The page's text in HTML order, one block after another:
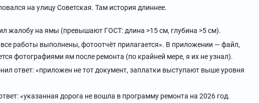
на улицу Советская. Там история длиннее.
жалобу на ямы (превышают ГОСТ: длина >15 см, глубина >5 см).
работы выполнены, фотоотчёт прилагается». В приложении — файл,
фотографиями ям после ремонта (по крайней мере, я их не узнал).
ответ: «приложен не тот документ, заплатки выступают выше уровня
«указанная дорога не вошла в программу ремонта на 2026 год.